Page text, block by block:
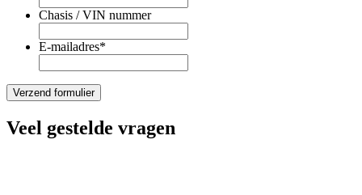
Chasis / VIN nummer
E-mailadres*
Veel gestelde vragen